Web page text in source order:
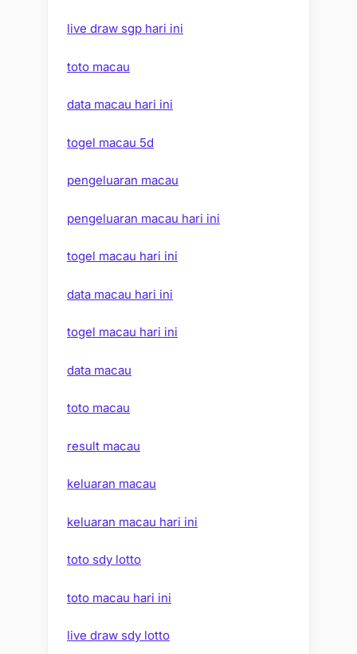
live draw sgp hari ini
toto macau
data macau hari ini
togel macau 5d
pengeluaran macau
pengeluaran macau hari ini
togel macau hari ini
data macau hari ini
togel macau hari ini
data macau
toto macau
result macau
keluaran macau
keluaran macau hari ini
toto sdy lotto
toto macau hari ini
live draw sdy lotto